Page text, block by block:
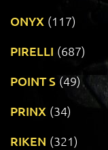
ONYX (117)
PIRELLI (687)
POINT S (49)
PRINX (34)
RIKEN (321)